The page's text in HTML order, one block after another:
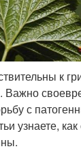
к
с
узнаете,